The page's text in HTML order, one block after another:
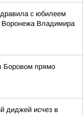
с юбилеем
Воронежа Владимира
Боровом прямо
диджей исчез в